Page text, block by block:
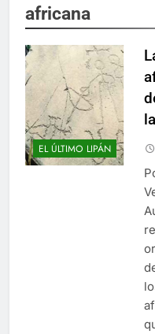
africana
EL ÚLTIMO LIPÁN